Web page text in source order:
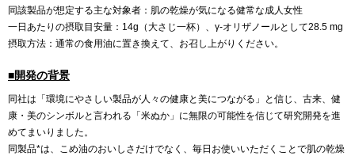
同該製品が想定する主な対象者：肌の乾燥が気になる健常な成人女性
一日あたりの摂取目安量：14g（大さじ一杯）、γ-オリザノールとして28.5 mg
摂取方法：通常の食用油に置き換えて、お召し上がりください。
■開発の背景
同社は「環境にやさしい製品が人々の健康と美につながる」と信じ、古来、健
康・美のシンボルと言われる「米ぬか」に無限の可能性を信じて研究開発を進
めてまいりました。
同製品*は、こめ油のおいしさだけでなく、毎日お使いいただくことで肌の乾燥